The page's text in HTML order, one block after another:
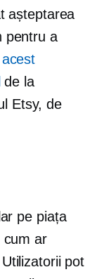
așteptarea
pentru a
acest
de la
Etsy, de
pe piața
cum ar
pot